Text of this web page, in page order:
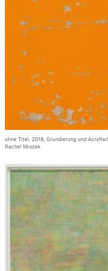
ohne Titel, 2018, Grundierung und
Rachel Mrozek